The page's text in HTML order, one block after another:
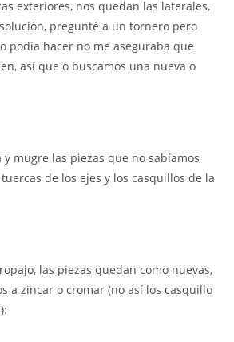
exteriores, nos quedan las laterales,
pregunté a un tornero pero
podía hacer no me aseguraba que
así que o buscamos una nueva o
y mugre las piezas que no sabíamos
de los ejes y los casquillos de la
las piezas quedan como nuevas,
a zincar o cromar (no así los casquillo